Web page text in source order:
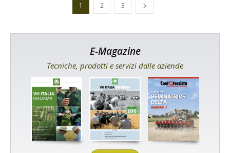
1 2 3
E-Magazine
Tecniche, prodotti e servizi dalle aziende